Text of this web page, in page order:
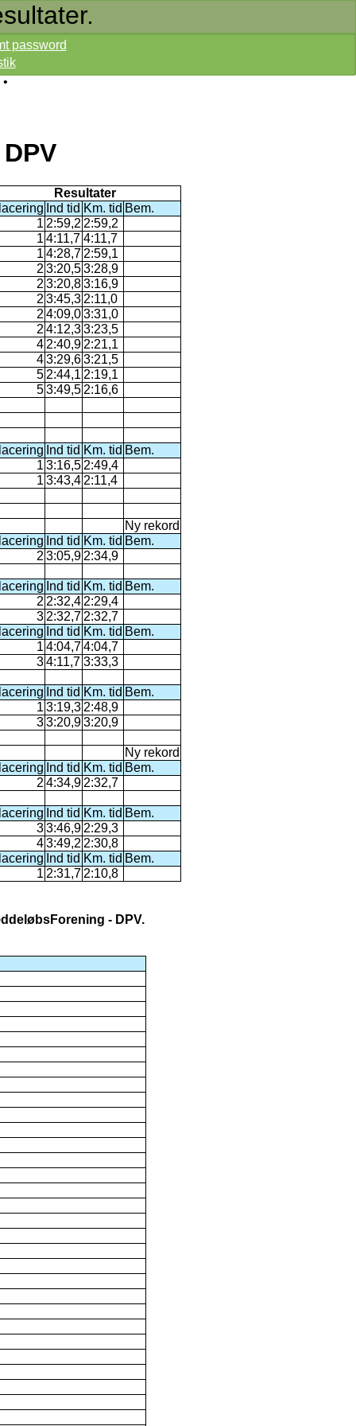
password
•
Resultater
Ind tid Km. tid Bem.
1 2:59,2 2:59,2
1 4:11,7 4:11,7
1 4:28,7 2:59,1
2 3:20,53:28,9
2 3:20,83:16,9
2 3:45,3 2:11,0
2 4:09,03:31,0
2 4:12,33:23,5
4 2:40,9 2:21,1
43:29,63:21,5
5 2:44,1 2:19,1
53:49,5 2:16,6
Ind tid Km. tid Bem.
1 3:16,5 2:49,4
1 3:43,4 2:11,4
Ny rekord
Ind tid Km. tid Bem.
2 3:05,9 2:34,9
Ind tid Km. tid Bem.
2 2:32,4 2:29,4
3 2:32,7 2:32,7
Ind tid Km. tid Bem.
1 4:04,74:04,7
34:11,7 3:33,3
Ind tid Km. tid Bem.
1 3:19,3 2:48,9
33:20,93:20,9
Ny rekord
Ind tid Km. tid Bem.
2 4:34,9 2:32,7
Ind tid Km. tid Bem.
33:46,9 2:29,3
43:49,2 2:30,8
Ind tid Km. tid Bem.
1 2:31,7 2:10,8
- DPV.